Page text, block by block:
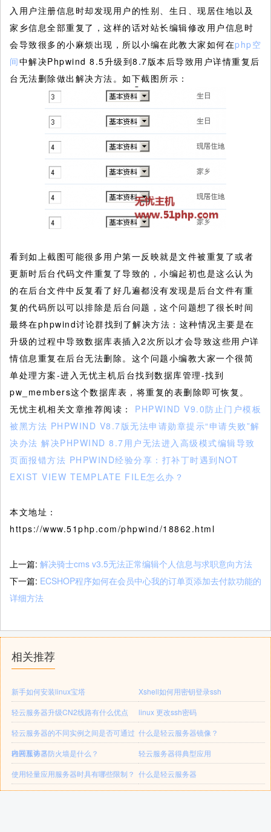
入用户注册信息时却发现用户的性别、生日、现居住地以及
家乡信息全部重复了，这样的话对站长编辑修改用户信息时
会导致很多的小麻烦出现，所以小编在此教大家如何在php空
间中解决Phpwind 8.5升级到8.7版本后导致用户详情重复后
台无法删除做出解决方法。如下截图所示：
看到如上截图可能很多用户第一反映就是文件被重复了或者
更新时后台代码文件重复了导致的，小编起初也是这么认为
的在后台文件中反复看了好几遍都没有发现是后台文件有重
复的代码所以可以排除是后台问题，这个问题想了很长时间
最终在phpwind讨论群找到了解决方法：这种情况主要是在
升级的过程中导致数据库表插入2次所以才会导致这些用户详
情信息重复在后台无法删除。这个问题小编教大家一个很简
单处理方案-进入无忧主机后台找到数据库管理-找到
pw_members这个数据库表，将重复的表删除即可恢复。
无忧主机相关文章推荐阅读： PHPWIND V9.0防止门户模板
被黑方法 PHPWIND V8.7版无法申请勋章提示“申请失败”解
决办法 解决PHPWIND 8.7用户无法进入高级模式编辑导致
页面报错方法 PHPWIND经验分享：打补丁时遇到NOT
EXIST VIEW TEMPLATE FILE怎么办？
本文地址：
https://www.51php.com/phpwind/18862.html
上一篇: 解决骑士cms v3.5无法正常编辑个人信息与求职意向方法
下一篇: ECSHOP程序如何在会员中心我的订单页添加去付款功能的
详细方法
相关推荐
新手如何安装linux宝塔
Xshell如何用密钥登录ssh
轻云服务器升级CN2线路有什么优点
linux 更改ssh密码
轻云服务器的不同实例之间是否可通过
内网互访？
什么是轻云服务器镜像？
轻云服务器防火墙是什么？
轻云服务器得典型应用
使用轻量应用服务器时具有哪些限制？ 什么是轻云服务器